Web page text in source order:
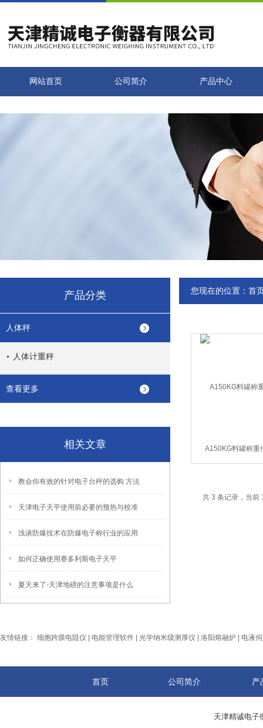
网站首页 公司简介 产品中心
产品分类
人体秤
人体计重秤
查看更多
相关文章
教会你有效的针对电子台秤的选购 方法
天津电子天平使用前必要的预热与校准
浅谈防爆技术在防爆电子称行业的应用
如何正确使用赛多利斯电子天平
夏天来了-天津地磅的注意事项是什么
您现在的位置： 首
A150KG料罐称重
共 3 条记录，当
友情链接： 细胞跨膜电阻仪 电能管理软件 光学纳米级测厚仪 洛阳熔融炉 电液
首页 公司简介 产
天津精诚电